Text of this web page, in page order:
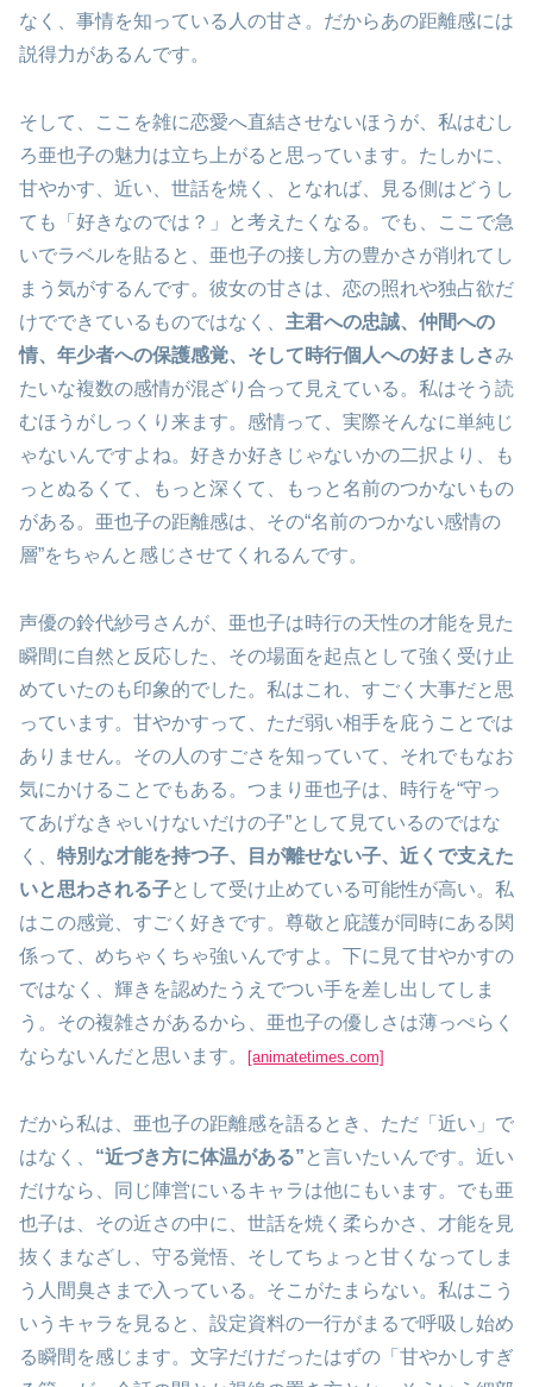
なく、事情を知っている人の甘さ。だからあの距離感には
説得力があるんです。
そして、ここを雑に恋愛へ直結させないほうが、私はむし
ろ亜也子の魅力は立ち上がると思っています。たしかに、
甘やかす、近い、世話を焼く、となれば、見る側はどうし
ても「好きなのでは？」と考えたくなる。でも、ここで急
いでラベルを貼ると、亜也子の接し方の豊かさが削れてし
まう気がするんです。彼女の甘さは、恋の照れや独占欲だ
けでできているものではなく、 主君への忠誠、仲間への
情、年少者への保護感覚、そして時行個人への好ましさみ
たいな複数の感情が混ざり合って見えている。私はそう読
むほうがしっくり来ます。感情って、実際そんなに単純じ
ゃないんですよね。好きか好きじゃないかの二択より、も
っとぬるくて、もっと深くて、もっと名前のつかないもの
がある。亜也子の距離感は、その“名前のつかない感情の
層”をちゃんと感じさせてくれるんです。
声優の鈴代紗弓さんが、亜也子は時行の天性の才能を見た
瞬間に自然と反応した、その場面を起点として強く受け止
めていたのも印象的でした。私はこれ、すごく大事だと思
っています。甘やかすって、ただ弱い相手を庇うことでは
ありません。その人のすごさを知っていて、それでもなお
気にかけることでもある。つまり亜也子は、時行を“守っ
てあげなきゃいけないだけの子”として見ているのではな
く、 特別な才能を持つ子、目が離せない子、近くで支えた
いと思わされる子として受け止めている可能性が高い。私
はこの感覚、すごく好きです。尊敬と庇護が同時にある関
係って、めちゃくちゃ強いんですよ。下に見て甘やかすの
ではなく、輝きを認めたうえでつい手を差し出してしま
う。その複雑さがあるから、亜也子の優しさは薄っぺらく
ならないんだと思います。
[animatetimes.com]
だから私は、亜也子の距離感を語るとき、ただ「近い」で
はなく、 “近づき方に体温がある” と言いたいんです。近い
だけなら、同じ陣営にいるキャラは他にもいます。でも亜
也子は、その近さの中に、世話を焼く柔らかさ、才能を見
抜くまなざし、守る覚悟、そしてちょっと甘くなってしま
う人間臭さまで入っている。そこがたまらない。私はこう
いうキャラを見ると、設定資料の一行がまるで呼吸し始め
る瞬間を感じます。文字だけだったはずの「甘やかしすぎ